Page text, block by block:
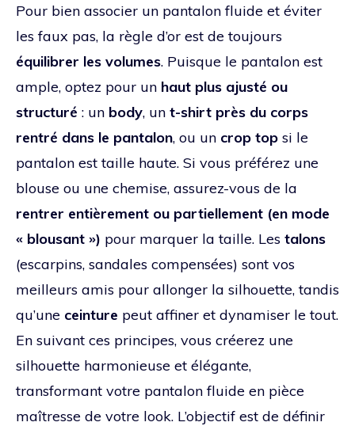
Pour bien associer un pantalon fluide et éviter
les faux pas, la règle d’or est de toujours
équilibrer les volumes. Puisque le pantalon est
ample, optez pour un haut plus ajusté ou
structuré : un body, un t-shirt près du corps
rentré dans le pantalon, ou un crop top si le
pantalon est taille haute. Si vous préférez une
blouse ou une chemise, assurez-vous de la
rentrer entièrement ou partiellement (en mode
« blousant ») pour marquer la taille. Les talons
(escarpins, sandales compensées) sont vos
meilleurs amis pour allonger la silhouette, tandis
qu’une ceinture peut affiner et dynamiser le tout.
En suivant ces principes, vous créerez une
silhouette harmonieuse et élégante,
transformant votre pantalon fluide en pièce
maîtresse de votre look. L’objectif est de définir